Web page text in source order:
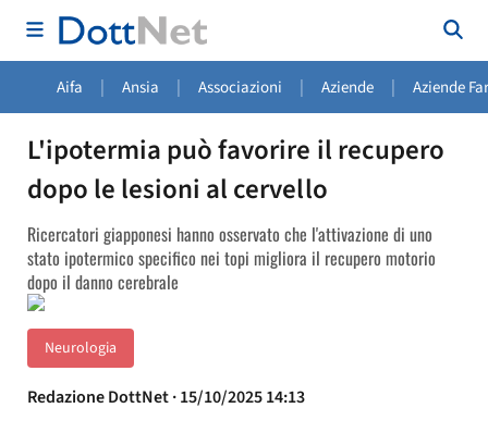
Aifa | Ansia | Associazioni | Aziende | Aziende
L'ipotermia può favorire il recupero
dopo le lesioni al cervello
Ricercatori giapponesi hanno osservato che l'attivazione di uno
stato ipotermico specifico nei topi migliora il recupero motorio
dopo il danno cerebrale
Neurologia
Redazione DottNet · 15/10/2025 14:13